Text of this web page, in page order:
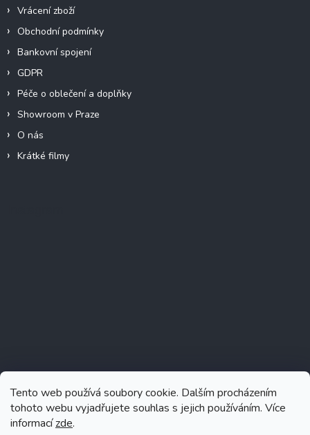
Tento web používá soubory cookie. Dalším procházením
tohoto webu vyjadřujete souhlas s jejich používáním. Více
informacízde.
Vrácení zboží
Obchodní podmínky
Bankovní spojení
GDPR
Péče o oblečení a doplňky
Showroom v Praze
O nás
Krátké filmy